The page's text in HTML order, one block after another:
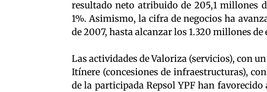
resultado neto atribuido de 205,1 millones
1%. Asimismo, la cifra de negocios ha
de 2007, hasta alcanzar los 1.320 millones de
Las actividades de Valoriza (servicios), con
Itínere (concesiones de infraestructuras),
de la participada Repsol YPF han